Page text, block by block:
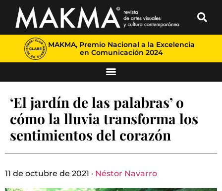
MAKMA, Premio Nacional a la Excelencia
en Comunicación 2024
‘El jardín de las palabras’ o
cómo la lluvia transforma los
sentimientos del corazón
11 de octubre de 2021 · Néstor Navarro